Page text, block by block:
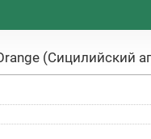
(Сицилийский